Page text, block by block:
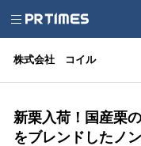
株式会社 コイル
新栗入荷！国産栗
をブレンドしたノ